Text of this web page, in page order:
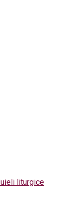
liturgice